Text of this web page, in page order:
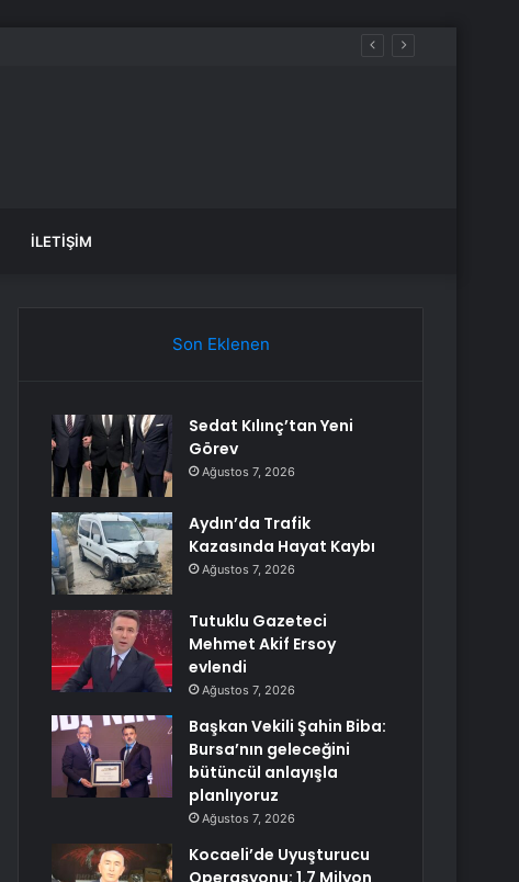
İLETIŞIM
Son Eklenen
Sedat Kılınç’tan Yeni
Görev
Ağustos 7, 2026
Aydın’da Trafik
Kazasında Hayat Kaybı
Ağustos 7, 2026
Tutuklu Gazeteci
Mehmet Akif Ersoy
evlendi
Ağustos 7, 2026
Başkan Vekili Şahin Biba:
Bursa’nın geleceğini
bütüncül anlayışla
planlıyoruz
Ağustos 7, 2026
Kocaeli’de Uyuşturucu
Operasyonu: 1.7 Milyon